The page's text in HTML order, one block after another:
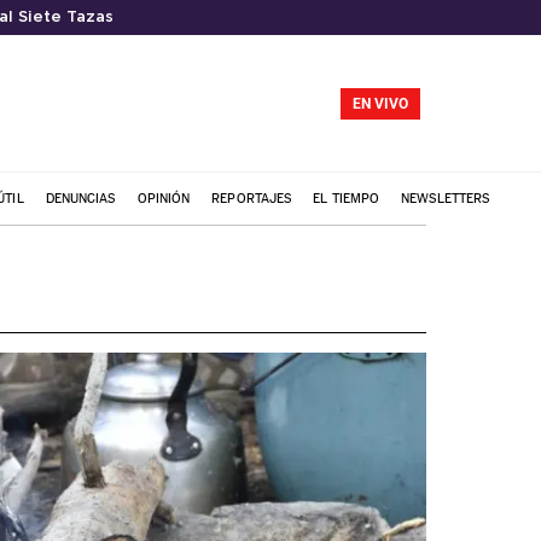
Siete Tazas
EN VIVO
DENUNCIAS OPINIÓN REPORTAJES EL TIEMPO NEWSLETTERS